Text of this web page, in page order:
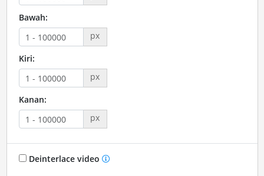
Bawah:
px
Kiri:
px
Kanan:
px
Deinterlace video